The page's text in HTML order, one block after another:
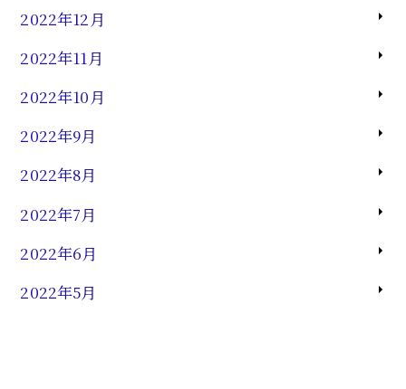
2022年12月
2022年11月
2022年10月
2022年9月
2022年8月
2022年7月
2022年6月
2022年5月